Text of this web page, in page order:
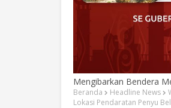
Mengibarkan Bendera
Beranda Headline News
Lokasi Pendaratan Penyu